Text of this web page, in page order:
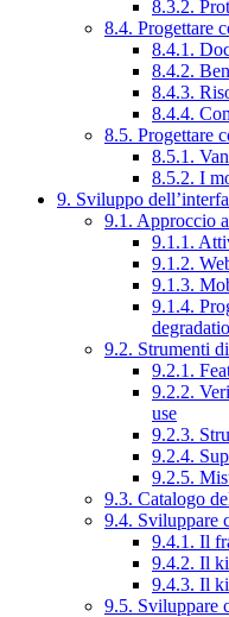
8.3.2.
8.4. Progettare
8.4.1.
8.4.2.
8.4.3.
8.4.4.
8.5. Progettare
8.5.1.
8.5.2. I
9. Sviluppo
9.1. Approccio
9.1.1.
9.1.2.
9.1.3.
9.1.4.
9.2. Strumenti
9.2.1.
9.2.2.
use
9.2.3.
9.2.4.
9.2.5.
9.3. Catalogo
9.4. Sviluppare
9.4.1. Il
9.4.2. Il
9.4.3. Il
9.5. Sviluppare